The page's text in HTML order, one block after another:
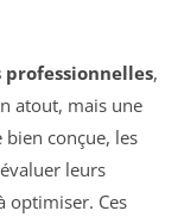
,
atout, mais une
bien conçue, les
leurs
optimiser. Ces